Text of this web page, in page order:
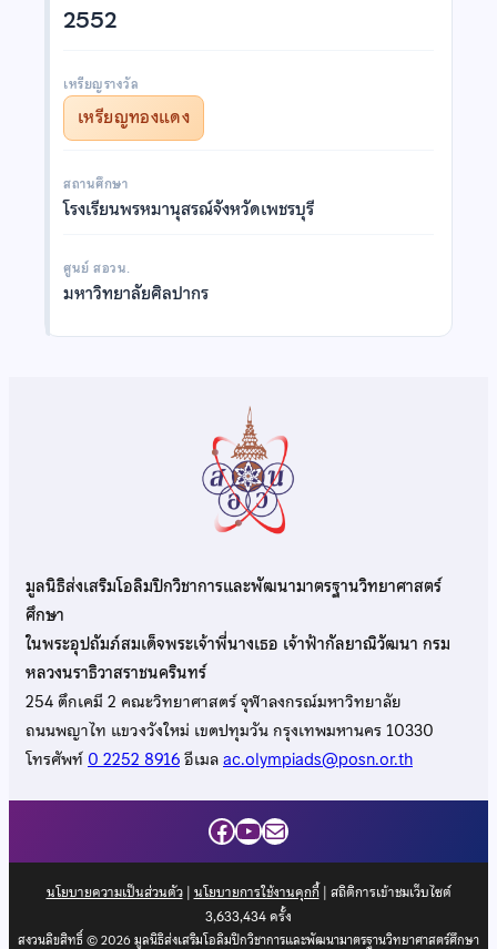
2552
เหรียญรางวัล
เหรียญทองแดง
สถานศึกษา
โรงเรียนพรหมานุสรณ์จังหวัดเพชรบุรี
ศูนย์ สอวน.
มหาวิทยาลัยศิลปากร
มูลนิธิส่งเสริมโอลิมปิกวิชาการและพัฒนามาตรฐานวิทยาศาสตร์
ศึกษา
ในพระอุปถัมภ์สมเด็จพระเจ้าพี่นางเธอ เจ้าฟ้ากัลยาณิวัฒนา กรม
หลวงนราธิวาสราชนครินทร์
254 ตึกเคมี 2 คณะวิทยาศาสตร์ จุฬาลงกรณ์มหาวิทยาลัย
ถนนพญาไท แขวงวังใหม่ เขตปทุมวัน กรุงเทพมหานคร 10330
โทรศัพท์0 2252 8916อีเมลac.olympiads@posn.or.th
Facebook
YouTube
Mail
นโยบายความเป็นส่วนตัว| นโยบายการใช้งานคุกกี้| สถิติการเข้าชมเว็บไซต์
3,633,434ครั้ง
สงวนลิขสิทธิ์ © 2026 มูลนิธิส่งเสริมโอลิมปิกวิชาการและพัฒนามาตรฐานวิทยาศาสตร์ศึกษา